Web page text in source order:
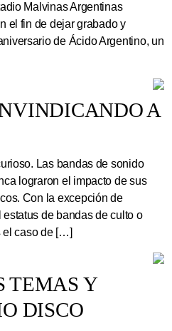
Malvinas Argentinas
el fin de dejar grabado y
de Ácido Argentino, un
A
Las bandas de sonido
lograron el impacto de sus
Con la excepción de
de bandas de culto o
el caso de […]
TEMAS Y
DISCO